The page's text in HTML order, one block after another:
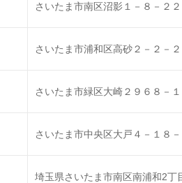
さいたま市南区沼影１－８－２２
さいたま市浦和区高砂２－２－
さいたま市緑区大崎２９６８－１
さいたま市中央区大戸４－１８
埼玉県さいたま市南区南浦和2丁